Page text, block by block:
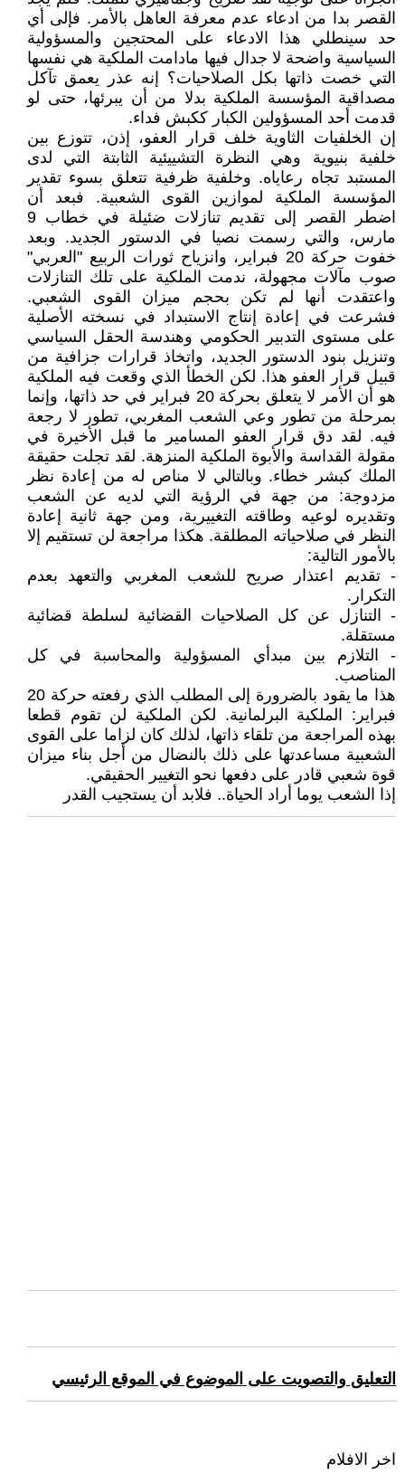
القصر بدا من ادعاء عدم معرفة العاهل بالأمر. فإلى أي
حد سينطلي هذا الادعاء على المحتجين والمسؤولية
السياسية واضحة لا جدال فيها مادامت الملكية هي نفسها
التي خصت ذاتها بكل الصلاحيات؟ إنه عذر يعمق تآكل
مصداقية المؤسسة الملكية بدلا من أن يبرئها، حتى لو
قدمت أحد المسؤولين الكبار ككبش فداء.
إن الخلفيات الثاوية خلف قرار العفو، إذن، تتوزع بين
خلفية بنيوية وهي النظرة التشييئية الثابتة التي لدى
المستبد تجاه رعاياه. وخلفية ظرفية تتعلق بسوء تقدير
المؤسسة الملكية لموازين القوى الشعبية. فبعد أن
اضطر القصر إلى تقديم تنازلات ضئيلة في خطاب 9
مارس، والتي رسمت نصيا في الدستور الجديد. وبعد
خفوت حركة 20 فبراير، وانزياح ثورات الربيع "العربي"
صوب مآلات مجهولة، ندمت الملكية على تلك التنازلات
واعتقدت أنها لم تكن بحجم ميزان القوى الشعبي.
فشرعت في إعادة إنتاج الاستبداد في نسخته الأصلية
على مستوى التدبير الحكومي وهندسة الحقل السياسي
وتنزيل بنود الدستور الجديد، واتخاذ قرارات جزافية من
قبيل قرار العفو هذا. لكن الخطأ الذي وقعت فيه الملكية
هو أن الأمر لا يتعلق بحركة 20 فبراير في حد ذاتها، وإنما
بمرحلة من تطور وعي الشعب المغربي، تطور لا رجعة
فيه. لقد دق قرار العفو المسامير ما قبل الأخيرة في
مقولة القداسة والأبوة الملكية المنزهة. لقد تجلت حقيقة
الملك كبشر خطاء. وبالتالي لا مناص له من إعادة نظر
مزدوجة: من جهة في الرؤية التي لديه عن الشعب
وتقديره لوعيه وطاقته التغييرية، ومن جهة ثانية إعادة
النظر في صلاحياته المطلقة. هكذا مراجعة لن تستقيم إلا
بالأمور التالية:
- تقديم اعتذار صريح للشعب المغربي والتعهد بعدم
التكرار.
- التنازل عن كل الصلاحيات القضائية لسلطة قضائية
مستقلة.
- التلازم بين مبدأي المسؤولية والمحاسبة في كل
المناصب.
هذا ما يقود بالضرورة إلى المطلب الذي رفعته حركة 20
فبراير: الملكية البرلمانية. لكن الملكية لن تقوم قطعا
بهذه المراجعة من تلقاء ذاتها، لذلك كان لزاما على القوى
الشعبية مساعدتها على ذلك بالنضال من أجل بناء ميزان
قوة شعبي قادر على دفعها نحو التغيير الحقيقي.
إذا الشعب يوما أراد الحياة.. فلابد أن يستجيب القدر
التعليق والتصويت على الموضوع في الموقع الرئيسي
اخر الافلام